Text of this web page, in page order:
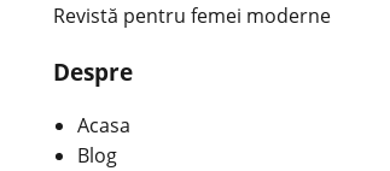
Revistă pentru femei moderne
Despre
Acasa
Blog